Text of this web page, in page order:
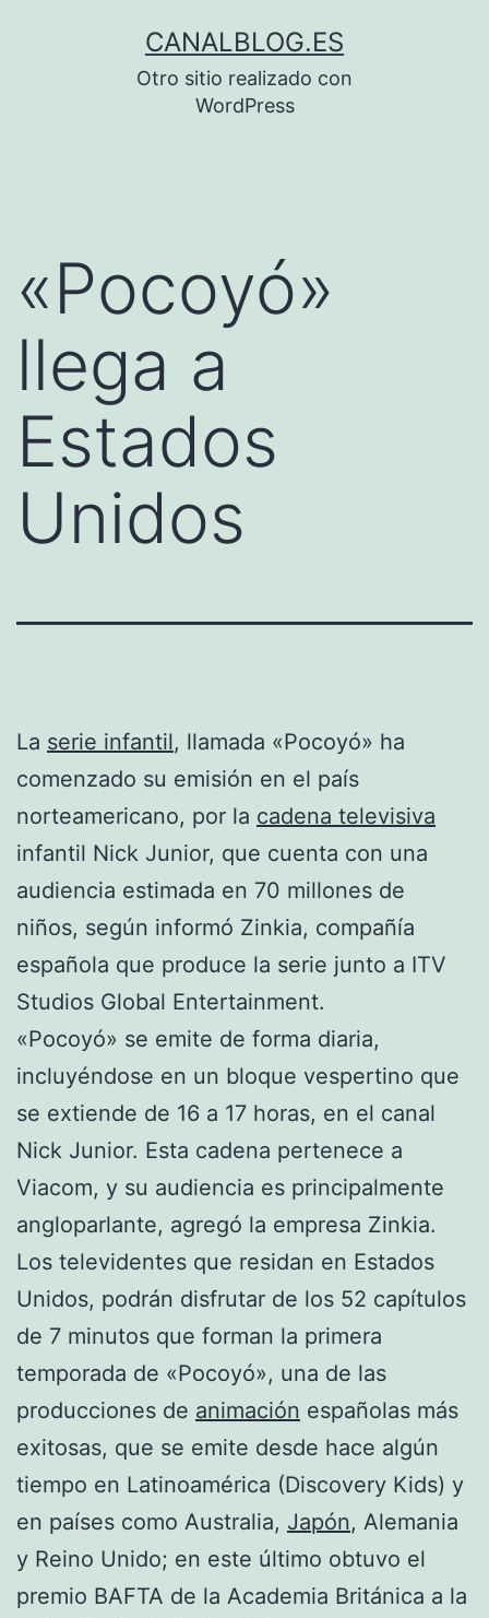
CANALBLOG.ES
Otro sitio realizado con
WordPress
«Pocoyó»
llega a
Estados
Unidos
La serie infantil, llamada «Pocoyó» ha
comenzado su emisión en el país
norteamericano, por la cadena televisiva
infantil Nick Junior, que cuenta con una
audiencia estimada en 70 millones de
niños, según informó Zinkia, compañía
española que produce la serie junto a ITV
Studios Global Entertainment.
«Pocoyó» se emite de forma diaria,
incluyéndose en un bloque vespertino que
se extiende de 16 a 17 horas, en el canal
Nick Junior. Esta cadena pertenece a
Viacom, y su audiencia es principalmente
angloparlante, agregó la empresa Zinkia.
Los televidentes que residan en Estados
Unidos, podrán disfrutar de los 52 capítulos
de 7 minutos que forman la primera
temporada de «Pocoyó», una de las
producciones de animación españolas más
exitosas, que se emite desde hace algún
tiempo en Latinoamérica (Discovery Kids) y
en países como Australia, Japón, Alemania
y Reino Unido; en este último obtuvo el
premio BAFTA de la Academia Británica a la